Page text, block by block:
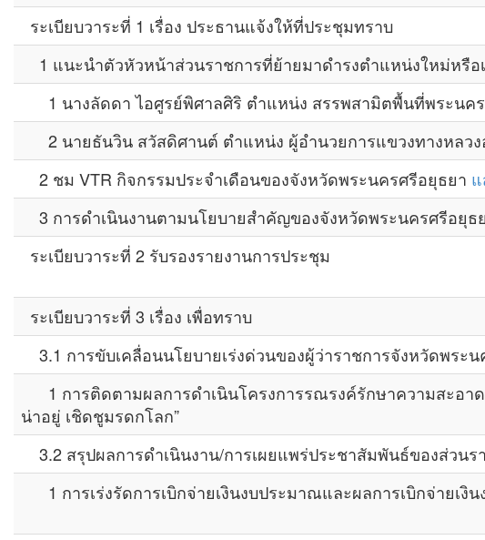
ระเบียบวาระที่ 1 เรื่อง ประธานแจ้งให้ที่ประชุมทราบ
1 แนะนำตัวหัวหน้าส่วนราชการที่ย้ายมาดำรงตำแหน่งใหม่หรือ
1 นางลัดดา ไอศูรย์พิศาลศิริ ตำแหน่ง สรรพสามิตพื้นที่พระนคร
2 นายธันวิน สวัสดิศานต์ ตำแหน่ง ผู้อำนวยการแขวงทางหลวง
2 ชม VTR กิจกรรมประจำเดือนของจังหวัดพระนครศรีอยุธยา
3 การดำเนินงานตามนโยบายสำคัญของจังหวัดพระนครศรีอยุธ
ระเบียบวาระที่ 2 รับรองรายงานการประชุม
ระเบียบวาระที่ 3 เรื่อง เพื่อทราบ
3.1 การขับเคลื่อนนโยบายเร่งด่วนของผู้ว่าราชการจังหวัดพระ
1 การติดตามผลการดำเนินโครงการรณรงค์รักษาความสะอา
น่าอยู่ เชิดชูมรดกโลก”
3.2 สรุปผลการดำเนินงาน/การเผยแพร่ประชาสัมพันธ์ของส่วนร
1 การเร่งรัดการเบิกจ่ายเงินงบประมาณและผลการเบิกจ่ายเงิ